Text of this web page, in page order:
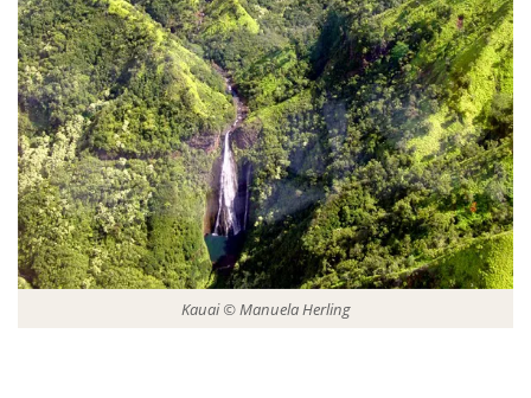
Kauai © Manuela Herling